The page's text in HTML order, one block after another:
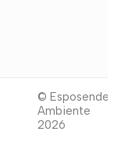
© Esposende
Ambiente
2026